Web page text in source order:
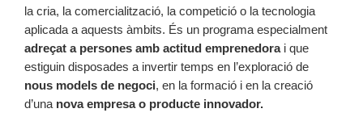
la cria, la comercialització, la competició o la tecnologia
aplicada a aquests àmbits. És un programa especialment
adreçat a persones amb actitud emprenedorai que
estiguin disposades a invertir temps en l’exploració de
nous models de negoci, en la formació i en la creació
d’una nova empresa o producte innovador.